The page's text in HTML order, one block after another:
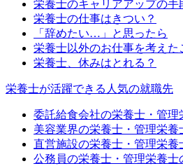
栄養士のキャリアアップの手
栄養士の仕事はきつい？
「辞めたい…」と思ったら
栄養士以外のお仕事を考えた
栄養士、休みはとれる？
栄養士が活躍できる人気の就職先
委託給食会社の栄養士・管理
美容業界の栄養士・管理栄養
直営施設の栄養士・管理栄養
公務員の栄養士・管理栄養士